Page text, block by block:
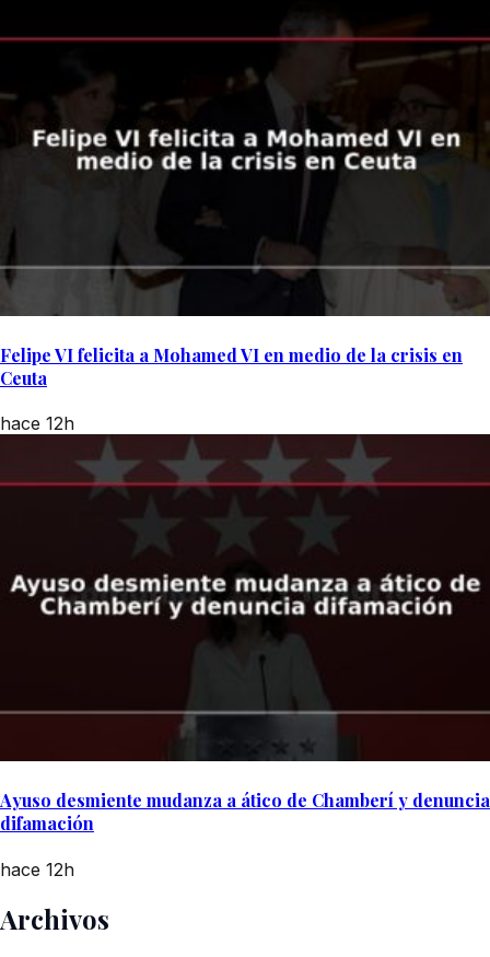
Felipe VI felicita a Mohamed VI en medio de la crisis en
Ceuta
hace 12h
Ayuso desmiente mudanza a ático de Chamberí y denuncia
difamación
hace 12h
Archivos